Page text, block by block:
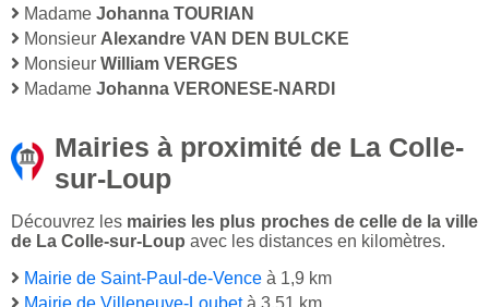
Madame Johanna TOURIAN
Monsieur Alexandre VAN DEN BULCKE
Monsieur William VERGES
Madame Johanna VERONESE-NARDI
Mairies à proximité de La Colle-
sur-Loup
Découvrez les mairies les plus proches de celle de la ville
de La Colle-sur-Loup avec les distances en kilomètres.
Mairie de Saint-Paul-de-Vence à 1,9 km
Mairie de Villeneuve-Loubetà 3,51 km